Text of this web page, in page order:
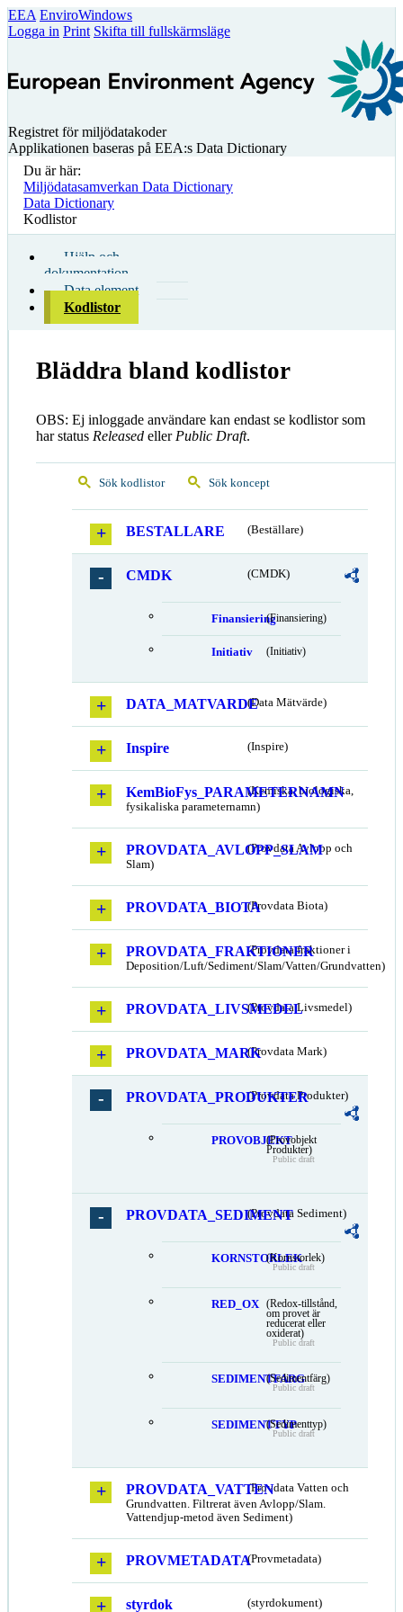
EEA EnviroWindows
Logga in Print Skifta till fullskärmsläge
Registret för miljödatakoder
Applikationen baseras på EEA:s Data Dictionary
Du är här:
Miljödatasamverkan Data Dictionary
Data Dictionary
Kodlistor
Hjälp och
dokumentation
Data element
Kodlistor
Bläddra bland kodlistor
OBS: Ej inloggade användare kan endast se kodlistor som
har status Released eller Public Draft.
Sök kodlistor Sök koncept
BESTALLARE (Beställare)
CMDK (CMDK)
Finansiering(Finansiering)
Initiativ (Initiativ)
DATA_MATVARDE(Data Mätvärde)
Inspire (Inspire)
KemBioFys_PARAMETERNAMN
(Kemiska, biologiska,
fysikaliska parameternamn)
PROVDATA_AVLOPP_SLAM
(Provdata Avlopp och
Slam)
PROVDATA_BIOTA(Provdata Biota)
PROVDATA_FRAKTIONER
(Provdata fraktioner i
Deposition/Luft/Sediment/Slam/Vatten/Grundvatten)
PROVDATA_LIVSMEDEL
(Provdata Livsmedel)
PROVDATA_MARK(Provdata Mark)
PROVDATA_PRODUKTER
(Provdata Produkter)
PROVOBJEKT(Provobjekt
Produkter)
Public draft
PROVDATA_SEDIMENT(Provdata Sediment)
KORNSTORLEK
(Kornstorlek)
Public draft
RED_OX
(Redox-tillstånd,
om provet är
reducerat eller
oxiderat)
Public draft
SEDIMENTFARG
(Sedimentfärg)
Public draft
SEDIMENTTYP(Sedimenttyp)
Public draft
PROVDATA_VATTEN(Provdata Vatten och
Grundvatten. Filtrerat även Avlopp/Slam.
Vattendjup-metod även Sediment)
PROVMETADATA(Provmetadata)
styrdok (styrdokument)